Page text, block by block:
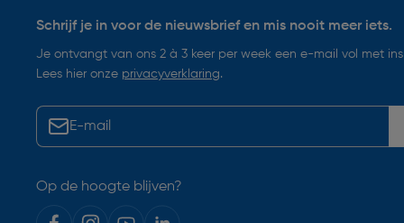
Schrijf je in voor de nieuwsbrief en mis nooit meer iets.
Je ontvangt van ons 2 à 3 keer per week een e-mail vol met
Lees hier onze privacyverklaring.
Op de hoogte blijven?